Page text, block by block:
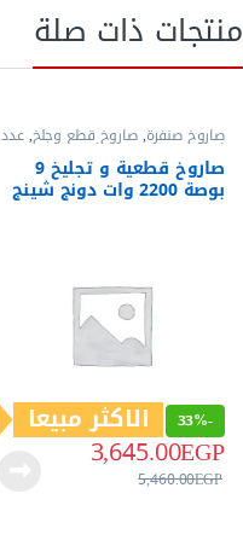
منتجات ذات صلة
صاروخ صنفرة,صاروخ قطع وجلخ,عدد
كهربائية عدد نجارة كهرباء
صاروخ قطعية و تجليخ 9
بوصة 2200 وات دونج شينج
DSM03-230
-
33% الاكثر مبيعا
3,645.00EGP
5,460.00EGP